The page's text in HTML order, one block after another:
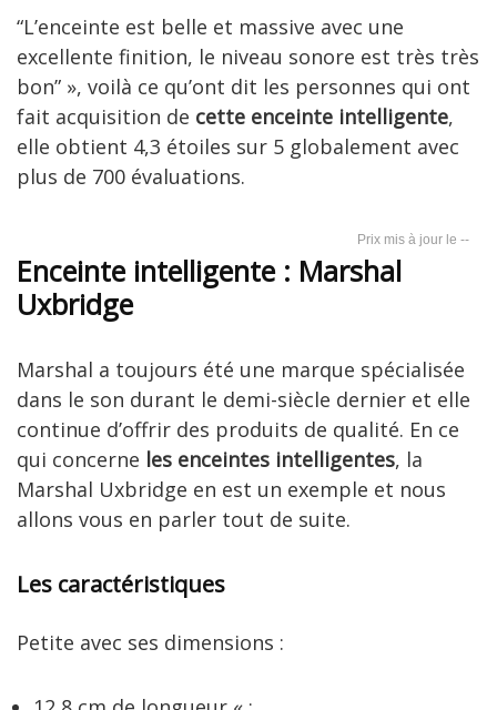
“L’enceinte est belle et massive avec une
excellente finition, le niveau sonore est très très
bon” », voilà ce qu’ont dit les personnes qui ont
fait acquisition de cette enceinte intelligente,
elle obtient 4,3 étoiles sur 5 globalement avec
plus de 700 évaluations.
--
Enceinte intelligente : Marshal
Uxbridge
Marshal a toujours été une marque spécialisée
dans le son durant le demi-siècle dernier et elle
continue d’offrir des produits de qualité. En ce
qui concerne les enceintes intelligentes, la
Marshal Uxbridge en est un exemple et nous
allons vous en parler tout de suite.
Les caractéristiques
Petite avec ses dimensions :